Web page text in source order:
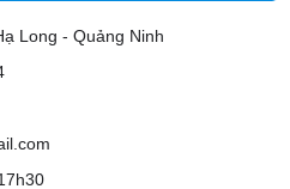
Long - Quảng Ninh